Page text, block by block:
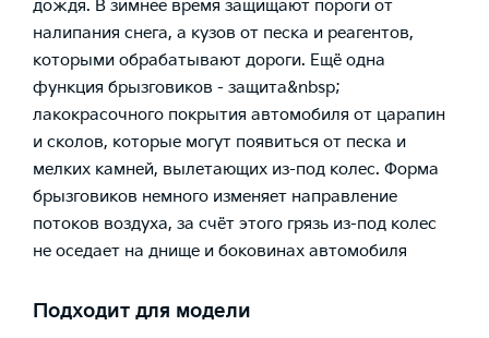
дождя. В зимнее время защищают пороги от
налипания снега, а кузов от песка и реагентов,
которыми обрабатывают дороги. Ещё одна
функция брызговиков - защита&nbsp;
лакокрасочного покрытия автомобиля от царапин
и сколов, которые могут появиться от песка и
мелких камней, вылетающих из-под колес. Форма
брызговиков немного изменяет направление
потоков воздуха, за счёт этого грязь из-под колес
не оседает на днище и боковинах автомобиля
Подходит для модели